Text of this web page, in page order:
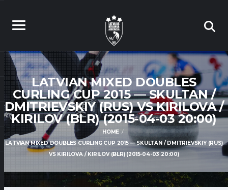
LATVIAN MIXED DOUBLES
CURLING CUP 2015 — SKULTAN /
DMITRIEVSKIY (RUS) VS KIRILOVA /
KIRILOV (BLR) (2015-04-03 20:00)
HOME
LATVIAN MIXED DOUBLES CURLING CUP 2015 — SKULTAN / DMITRIEVSKIY (RUS)
VS KIRILOVA / KIRILOV (BLR) (2015-04-03 20:00)